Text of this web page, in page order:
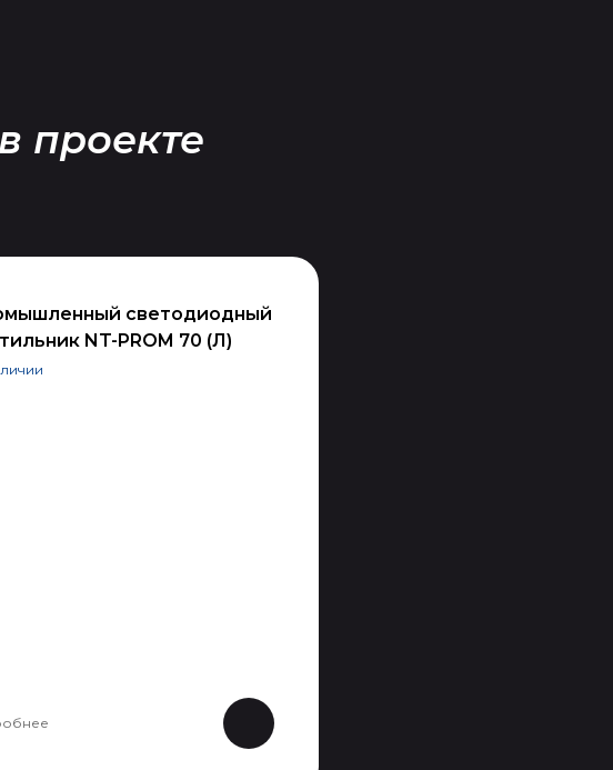
проекте
светодиодный
NT-PROM 70 (Л)